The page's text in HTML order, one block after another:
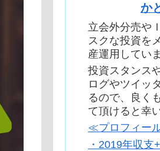
か
立会外分売や
スクな投資を
産運用してい
投資スタンス
ログやツイッ
るので、良く
て頂けると幸
≪プロフィー
・2019年収支